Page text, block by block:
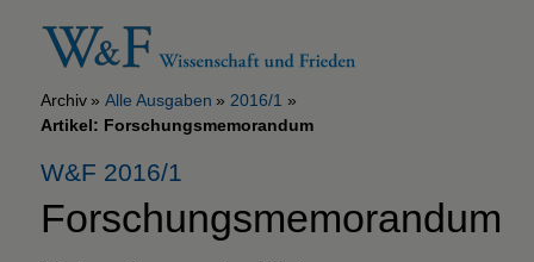
Archiv Alle Ausgaben
2016/1
Artikel: Forschungsmemorandum
W&F 2016/1
Forschungsmemorandum